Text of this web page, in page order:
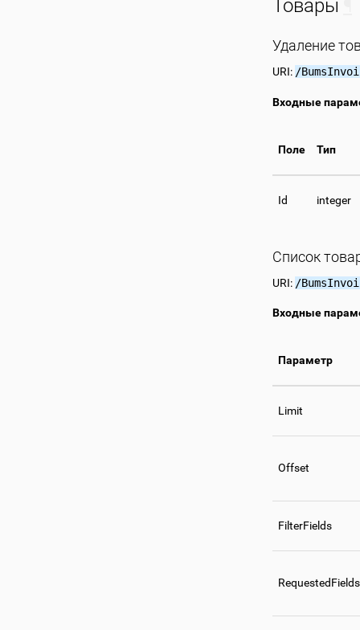
Товары
Удаление
URI: /
Входные
Поле Тип
Id integer
Список
URI: /
Входные
Параметр
Limit
Offset
FilterFields
RequestedFields